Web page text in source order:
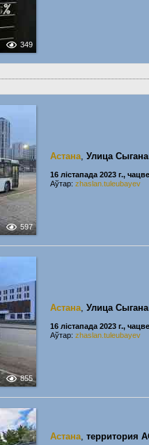
349
597
Астана, Улица
16 лістапада 2023 г.,
Аўтар: zhaslan.tuleubayev
855
Астана, Улица
16 лістапада 2023 г.,
Аўтар: zhaslan.tuleubayev
Астана, территория